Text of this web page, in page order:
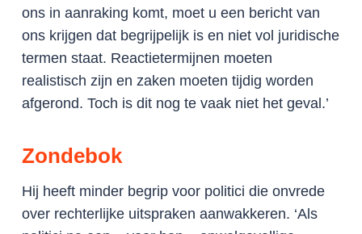
ons in aanraking komt, moet u een bericht van
ons krijgen dat begrijpelijk is en niet vol juridische
termen staat. Reactietermijnen moeten
realistisch zijn en zaken moeten tijdig worden
afgerond. Toch is dit nog te vaak niet het geval.’
Zondebok
Hij heeft minder begrip voor politici die onvrede
over rechterlijke uitspraken aanwakkeren. ‘Als